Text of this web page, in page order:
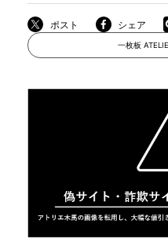
一枚板 ATELIER
MOKUBA につい
直営店
ポスト シェア
一枚板